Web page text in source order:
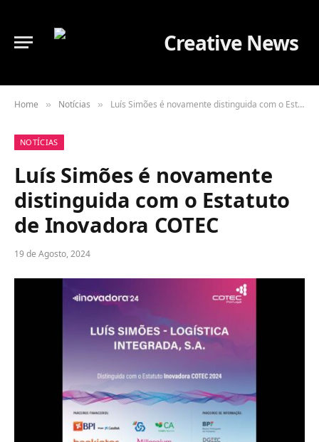
Home » Notícias » Luís Simões é novamente distinguida com o Estatuto de Inovadora COTEC
NOTÍCIAS
Luís Simões é novamente
distinguida com o Estatuto
de Inovadora COTEC
19 de Agosto, 2024